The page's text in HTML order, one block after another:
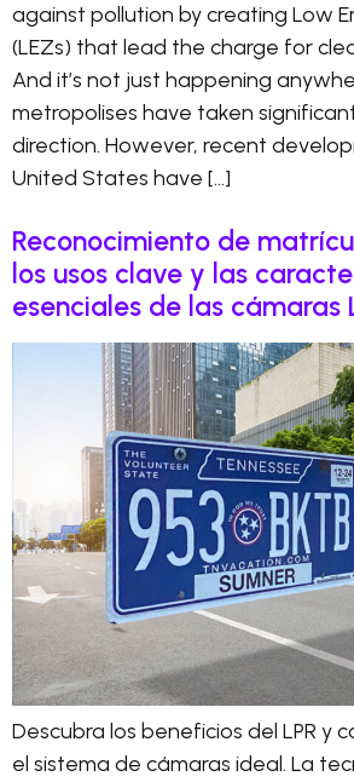
against pollution by creating Low
(LEZs) that lead the charge for
And it’s not just happening
metropolises have taken
direction. However, recent
United States have […]
Reconocimiento de
los usos clave y las
esenciales de las cámaras
Descubra los beneficios del LPR y
el sistema de cámaras ideal. La